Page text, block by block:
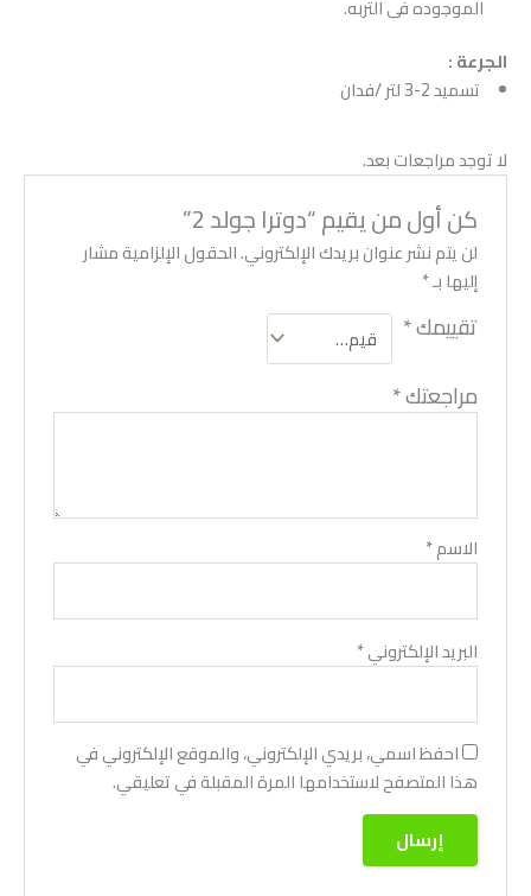
الموجوده فى التربه.
الجرعة :
تسميد 2-3 لتر /فدان
لا توجد مراجعات بعد.
كن أول من يقيم “دوترا جولد 2”
لن يتم نشر عنوان بريدك الإلكتروني.الحقول الإلزامية مشار
إليها بـ*
تقييمك*
مراجعتك*
الاسم*
البريد الإلكتروني*
احفظ اسمي، بريدي الإلكتروني، والموقع الإلكتروني في
هذا المتصفح لاستخدامها المرة المقبلة في تعليقي.